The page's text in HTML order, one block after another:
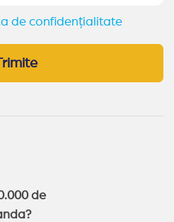
de confidențialitate
de